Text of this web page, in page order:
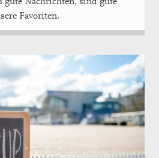
Favoriten.